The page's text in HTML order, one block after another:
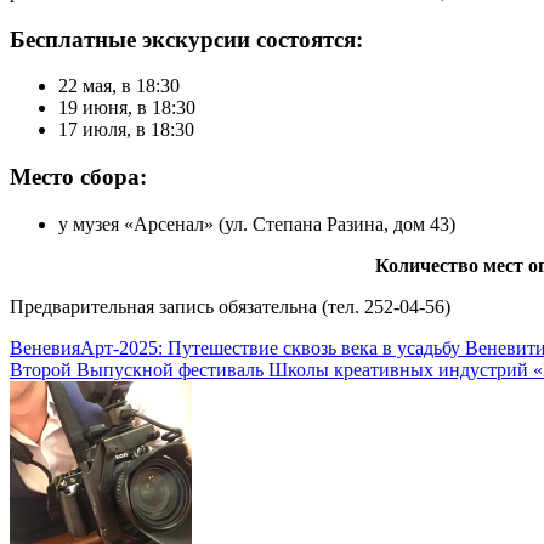
Бесплатные экскурсии состоятся:
22 мая, в 18:30
19 июня, в 18:30
17 июля, в 18:30
Место сбора:
у музея «Арсенал» (ул. Степана Разина, дом 43)
Количество мест
Предварительная запись обязательна (тел. 252-04-56)
Навигация
по
записям
ВеневияАрт-2025: Путешествие сквозь века в усадьбу
Второй Выпускной фестиваль Школы креативных индустрий